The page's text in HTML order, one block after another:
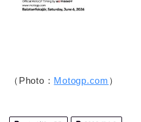
（Photo： Motogp.com ）